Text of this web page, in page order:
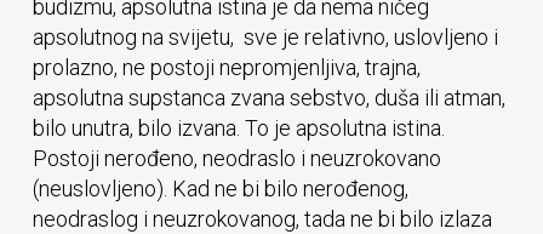
budizmu, apsolutna istina je da nema ničeg
apsolutnog na svijetu, sve je relativno, uslovljeno i
prolazno, ne postoji nepromjenljiva, trajna,
apsolutna supstanca zvana sebstvo, duša ili atman,
bilo unutra, bilo izvana. To je apsolutna istina.
Postoji nerođeno, neodraslo i neuzrokovano
(neuslovljeno). Kad ne bi bilo nerođenog,
neodraslog i neuzrokovanog, tada ne bi bilo izlaza